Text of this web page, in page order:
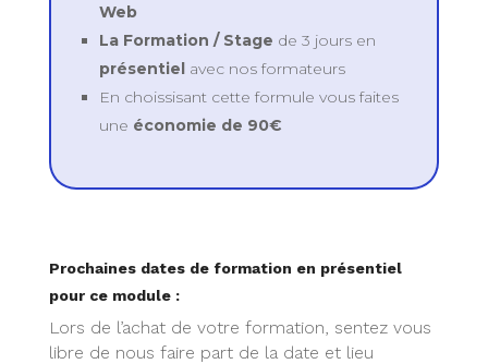
Web
La Formation / Stage de 3 jours en
présentielavec nos formateurs
En choissisant cette formule vous faites
une économie de 90€
Prochaines dates de formation en présentiel
pour ce module :
Lors de l’achat de votre formation, sentez vous
libre de nous faire part de la date et lieu